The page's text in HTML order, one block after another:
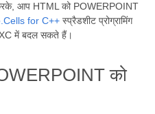
आप HTML को POWERPOINT
for C++ स्प्रैडशीट प्रोग्रामिंग
में बदल सकते हैं।
को